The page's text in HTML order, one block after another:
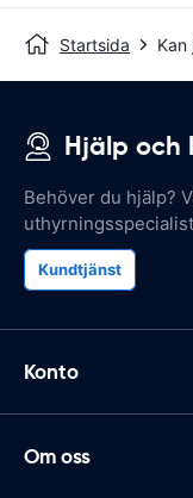
Startsida
Hjälp och
Behöver du hjälp?
Kundtjänst
Konto
Om oss